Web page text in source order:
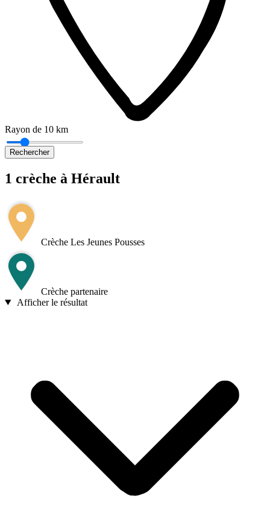
Rayon de 10 km
Rechercher
1 crèche à Hérault
+
−
Crèche Les Jeunes Pousses
Crèche partenaire
Afficher le résultat